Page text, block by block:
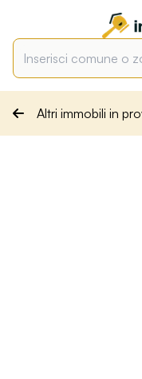
Altri immobili in